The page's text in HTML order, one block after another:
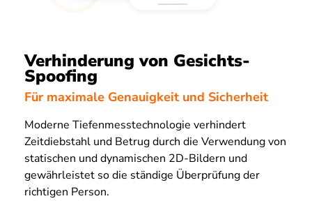
Verhinderung von Gesichts-
Spoofing
Für maximale Genauigkeit und Sicherheit
Moderne Tiefenmesstechnologie verhindert
Zeitdiebstahl und Betrug durch die Verwendung von
statischen und dynamischen 2D-Bildern und
gewährleistet so die ständige Überprüfung der
richtigen Person.